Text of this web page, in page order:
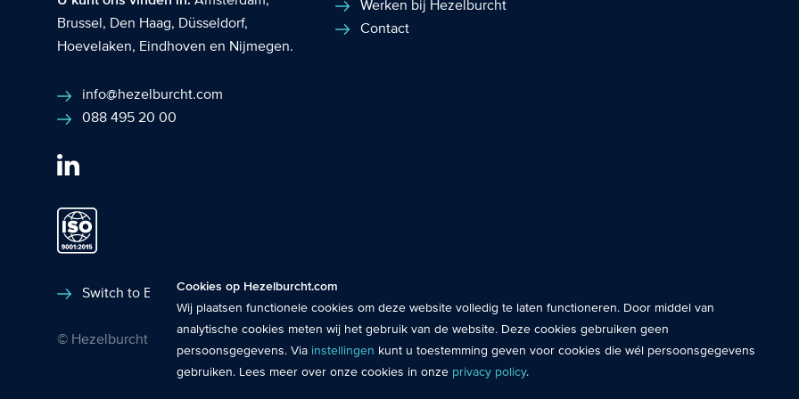
Brussel, Den Haag, Düsseldorf,
Hoevelaken, Eindhoven en Nijmegen.
info@hezelburcht.com
088 495 20 00
Switch to English
Werken bij Hezelburcht
Contact
© Hezelburcht 2026
laten werken.
Analytische cookies
: Met analytische cookies meten wij het gebruik van de website. Zo krijgen wij beter
inzicht in het functioneren van de website.
Tracking cookies: Tracking cookies maken gebruik van persoonsgegevens. Hiermee kunnen we relevante
Cookies op Hezelburcht.com
Wij plaatsen functionele cookies om deze website volledig te laten functioneren. Door middel van
analytische cookies meten wij het gebruik van de website. Deze cookies gebruiken geen
persoonsgegevens. Via instellingen kunt u toestemming geven voor cookies die wél persoonsgegevens
gebruiken. Lees meer over onze cookies in onze privacy policy.